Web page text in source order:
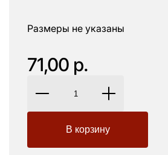
Размеры не указаны
71,00 р.